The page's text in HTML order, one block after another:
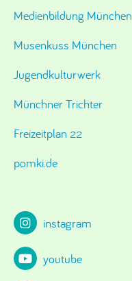
Medienbildung München
Musenkuss München
Jugendkulturwerk
Münchner Trichter
Freizeitplan 22
pomki.de
instagram
youtube